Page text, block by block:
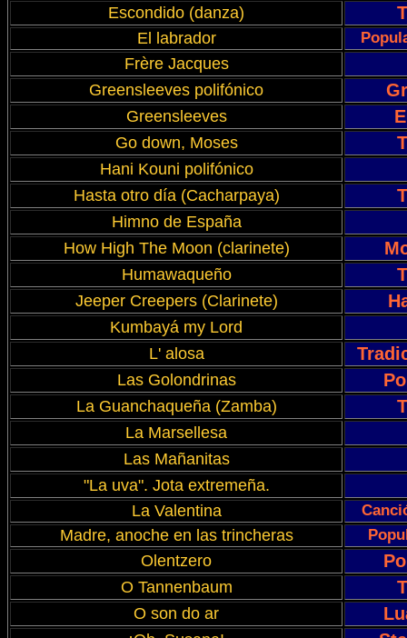
Escondido (danza)
El labrador
Frère Jacques
Greensleeves polifónico
Greensleeves
Go down, Moses
Hani Kouni polifónico
Hasta otro día (Cacharpaya)
Himno de España
How High The Moon (clarinete)
Humawaqueño
Jeeper Creepers (Clarinete)
Kumbayá my Lord
L' alosa
Las Golondrinas
La Guanchaqueña (Zamba)
La Marsellesa
Las Mañanitas
"La uva". Jota extremeña.
La Valentina
Madre, anoche en las trincheras
Olentzero
O Tannenbaum
O son do ar